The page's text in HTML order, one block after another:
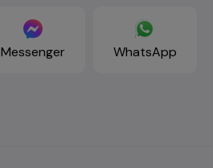
Messenger WhatsApp